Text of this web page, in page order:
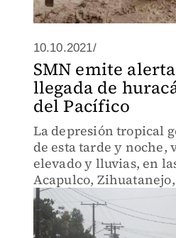
10.10.2021/
SMN emite
llegada de
del Pacífico
La depresión tropical
de esta tarde y noche,
elevado y lluvias, en
Acapulco,
Lázaro Cárdenas, en
Manzanillo, en
en Jalisco.